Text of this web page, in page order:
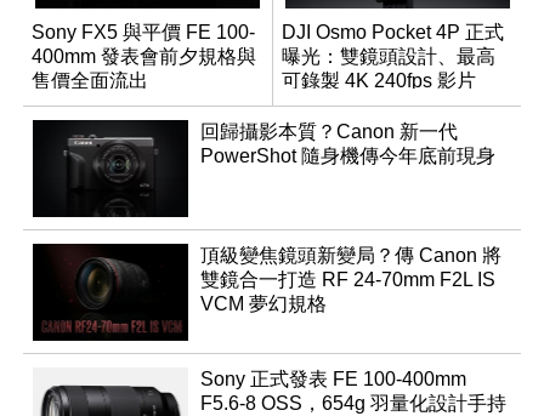
Sony FX5 與平價 FE 100-
400mm 發表會前夕規格與
售價全面流出
DJI Osmo Pocket 4P 正式
曝光：雙鏡頭設計、最高
可錄製 4K 240fps 影片
回歸攝影本質？Canon 新一代
PowerShot 隨身機傳今年底前現身
頂級變焦鏡頭新變局？傳 Canon 將
雙鏡合一打造 RF 24-70mm F2L IS
VCM 夢幻規格
Sony 正式發表 FE 100-400mm
F5.6-8 OSS，654g 羽量化設計手持